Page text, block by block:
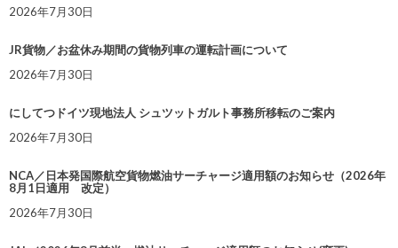
2026年7月30日
JR貨物／お盆休み期間の貨物列車の運転計画について
2026年7月30日
にしてつドイツ現地法人 シュツットガルト事務所移転のご案内
2026年7月30日
NCA／日本発国際航空貨物燃油サーチャージ適用額のお知らせ（2026年
8月1日適用 改定）
2026年7月30日